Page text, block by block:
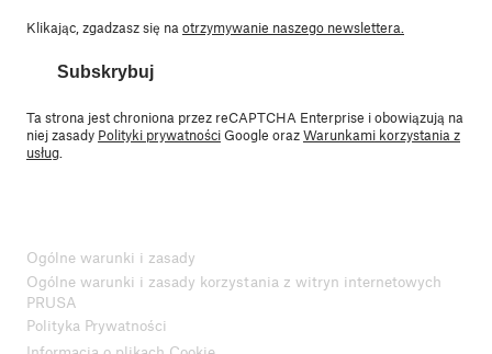
Klikając, zgadzasz się na otrzymywanie naszego newslettera.
Subskrybuj
Ta strona jest chroniona przez reCAPTCHA Enterprise i obowiązują na
niej zasady Polityki prywatnościGoogle orazWarunkami korzystania z
usług
Ogólne warunki i zasady
Ogólne warunki i zasady korzystania z witryn internetowych
PRUSA
Polityka Prywatności